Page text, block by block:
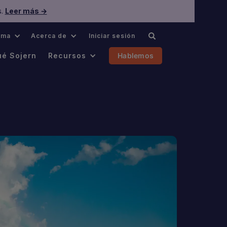
Leer más →
Acerca de Iniciar sesión
Sojern Recursos Hablemos